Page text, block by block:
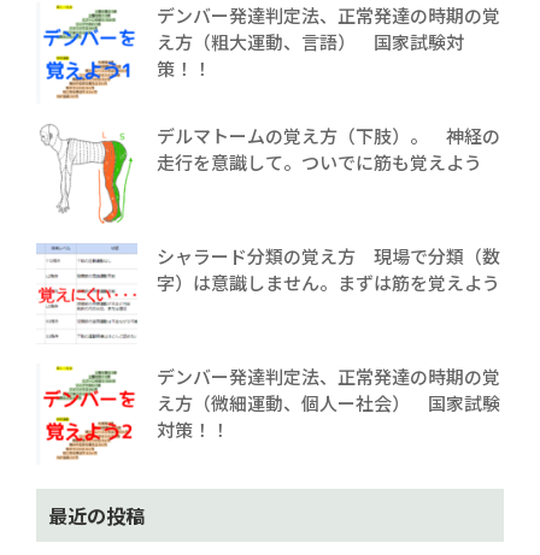
デンバー発達判定法、正常発達の時期の覚
え方（粗大運動、言語） 国家試験対
策！！
デルマトームの覚え方（下肢）。 神経の
走行を意識して。ついでに筋も覚えよう
シャラード分類の覚え方 現場で分類（数
字）は意識しません。まずは筋を覚えよう
デンバー発達判定法、正常発達の時期の覚
え方（微細運動、個人ー社会） 国家試験
対策！！
最近の投稿